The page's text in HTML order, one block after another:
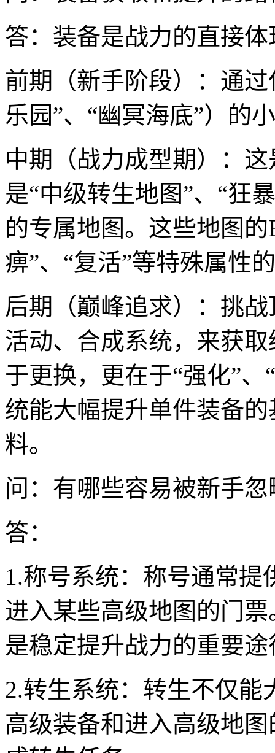
答：装备是战力的直接
前期（新手阶段）：通
乐园”、“幽冥海底”）的
中期（战力成型期）：
是“中级转生地图”、“狂
的专属地图。这些地图的
痹”、“复活”等特殊属性
后期（巅峰追求）：挑
活动、合成系统，来获
于更换，更在于“强化”
统能大幅提升单件装备
料。
问：有哪些容易被新手
答：
1.称号系统：称号通常
进入某些高级地图的门
是稳定提升战力的重要途
2.转生系统：转生不仅
高级装备和进入高级地